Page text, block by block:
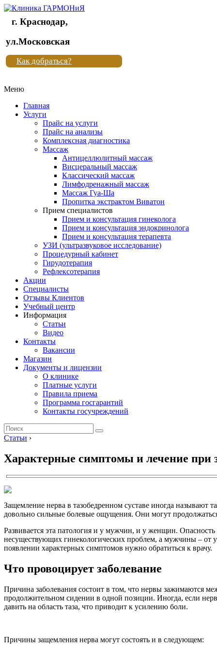
Клиника
"Новая
жизнь"
Клиника
жизнь"
г. Краснодар,
ул.Московская
Как добраться?
Меню
Главная
Услуги
Прайс на услуги
Прайс на анализы
Комплексная диагностика
Массаж
Антицеллюлитный массаж
Висцеральный массаж
Классический массаж
Лимфодренажный массаж
Массаж Гуа-Ша
Пропитка экстрактом Виватон
Прием специалистов
Прием и консультация гинеколога
Прием и консультация эндокринолога
Прием и консультация терапевта
УЗИ (ультразвуковое исследование)
Процедурный кабинет
Гирудотерапия
Рефлексотерапия
Акции
Специалисты
Отзывы Клиентов
Учебный центр
Информация
Статьи
Видео
Контакты
Вакансии
Магазин
Документы и лицензии
О клинике
Платные услуги
Правила приема
Программа госгарантий
Контакты госучреждений
Статьи ›
Характерные симптомы и лечение при
Защемление нерва в тазобедренном суставе иногда называют
довольно сильные болевые ощущения. Они могут
Развивается эта патология и у мужчин, и у женщин.
несуществующих гинекологических проблем, а мужчины – от
появлении характерных симптомов нужно обратиться к врачу.
Что провоцирует заболевание
Причина заболевания состоит в том, что нервы зажимаются
продолжительном сидении в одной позиции. Иногда, если
давить на область таза, что приводит к усилению боли.
Причины защемления нерва могут состоять и в следующем: